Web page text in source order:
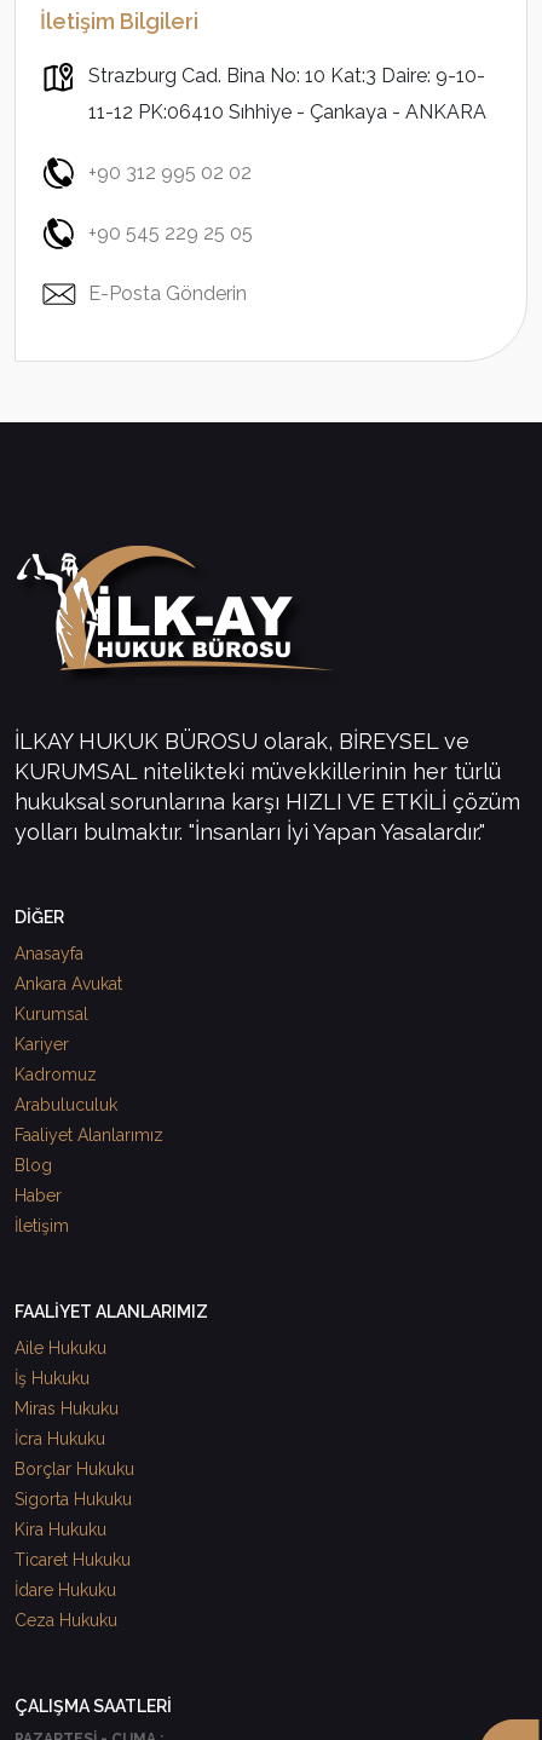
İletişim Bilgileri
Strazburg Cad. Bina No: 10 Kat:3 Daire: 9-10-
11-12 PK:06410 Sıhhiye - Çankaya - ANKARA
+90 312 995 02 02
+90 545 229 25 05
E-Posta Gönderin
İLKAY HUKUK BÜROSU olarak, BİREYSEL ve
KURUMSAL nitelikteki müvekkillerinin her türlü
hukuksal sorunlarına karşı HIZLI VE ETKİLİ çözüm
yolları bulmaktır. "İnsanları İyi Yapan Yasalardır."
DİĞER
Anasayfa
Ankara Avukat
Kurumsal
Kariyer
Kadromuz
Arabuluculuk
Faaliyet Alanlarımız
Blog
Haber
İletişim
FAALİYET ALANLARIMIZ
Aile Hukuku
İş Hukuku
Miras Hukuku
İcra Hukuku
Borçlar Hukuku
Sigorta Hukuku
Kira Hukuku
Ticaret Hukuku
İdare Hukuku
Ceza Hukuku
ÇALIŞMA SAATLERİ